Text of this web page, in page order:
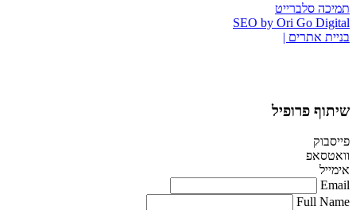
תמיכה סלברייט
SEO by Ori Go Digital
בניית אתרים |
שיתוף פרופיל
פייסבוק
וואטסאפ
אימייל
Email
Full Name